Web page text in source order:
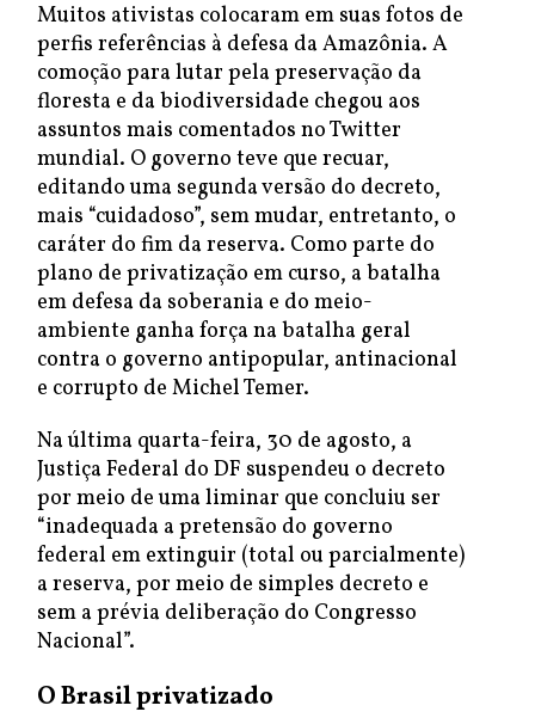
Muitos ativistas colocaram em suas fotos de
perfis referências à defesa da Amazônia. A
comoção para lutar pela preservação da
floresta e da biodiversidade chegou aos
assuntos mais comentados no Twitter
mundial. O governo teve que recuar,
editando uma segunda versão do decreto,
mais “cuidadoso”, sem mudar, entretanto, o
caráter do fim da reserva. Como parte do
plano de privatização em curso, a batalha
em defesa da soberania e do meio-
ambiente ganha força na batalha geral
contra o governo antipopular, antinacional
e corrupto de Michel Temer.
Na última quarta-feira, 30 de agosto, a
Justiça Federal do DF suspendeu o decreto
por meio de uma liminar que concluiu ser
“inadequada a pretensão do governo
federal em extinguir (total ou parcialmente)
a reserva, por meio de simples decreto e
sem a prévia deliberação do Congresso
Nacional”.
O Brasil privatizado